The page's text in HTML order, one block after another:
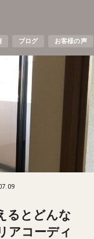
ブログ お客様の声
るとどんな
アコーディ